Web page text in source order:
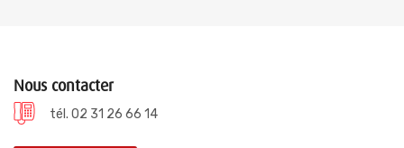
Nous contacter
tél. 02 31 26 66 14